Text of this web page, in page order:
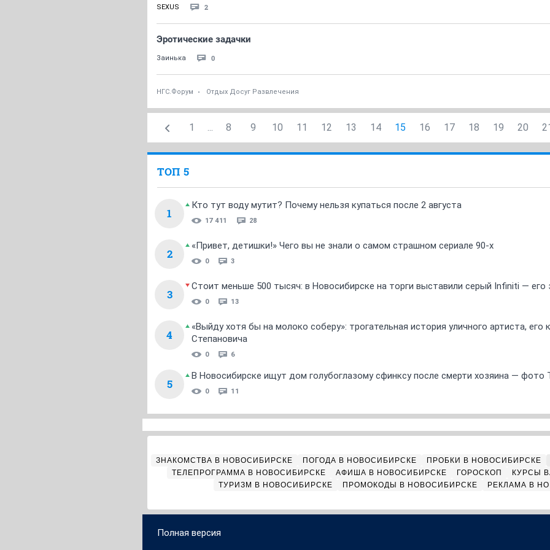
SEXUS 2
Эротические задачки
Заинька 0
НГС.Форум Отдых Досуг Развлечения
1 ... 8 9 10 11 12 13 14 15 16 17 18 19 20
ТОП 5
1
Кто тут воду мутит? Почему нельзя купаться после 2 августа
17 411 28
2
«Привет, детишки!» Чего вы не знали о самом страшном сериале 90-х
0 3
3
Стоит меньше 500 тысяч: в Новосибирске на торги выставили серый Infiniti — его
0 13
4
«Выйду хотя бы на молоко соберу»: трогательная история уличного артиста,
Степановича
0 6
5
В Новосибирске ищут дом голубоглазому сфинксу после смерти хозяина — фото
0 11
ЗНАКОМСТВА В НОВОСИБИРСКЕ ПОГОДА В НОВОСИБИРСКЕ
ПРОБКИ В НОВОСИБИРСКЕ
ТЕЛЕПРОГРАММА В НОВОСИБИРСКЕ
АФИША В НОВОСИБИРСКЕ ГОРОСКОП
КУРСЫ
ТУРИЗМ В НОВОСИБИРСКЕ
ПРОМОКОДЫ В НОВОСИБИРСКЕ РЕКЛАМА В
Полная версия